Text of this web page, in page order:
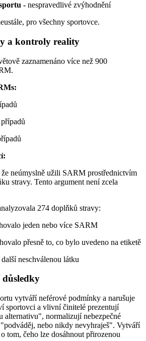
- nespravedlivé zvýhodnění
pro všechny sportovce.
a kontroly reality
zaznamenáno více než 900
neúmyslně užili SARM prostřednictvím
stravy. Tento argument není zcela
274 doplňků stravy:
jeden nebo více SARM
přesně to, co bylo uvedeno na etiketě
neschválenou látku
vytváří neférové podmínky a narušuje
sportovci a vlivní činitelé prezentují
alternativu", normalizují nebezpečné
nebo nikdy nevyhraješ". Vytváří
tom, čeho lze dosáhnout přirozenou